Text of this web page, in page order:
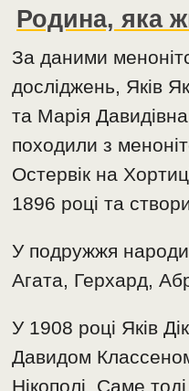
Родина, яка
За даними
досліджень, Яків
та Марія
походили з
Остервік на
1896 році та
У подружжя
Агата, Герхард,
У 1908 році Яків
Давидом
Нікополі. Саме